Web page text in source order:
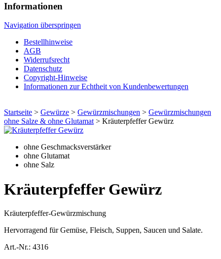
Informationen
Navigation überspringen
Bestellhinweise
AGB
Widerrufsrecht
Datenschutz
Copyright-Hinweise
Informationen zur Echtheit von Kundenbewertungen
Startseite > Gewürze > Gewürzmischungen > Gewürzmischungen
ohne Salze & ohne Glutamat > Kräuterpfeffer Gewürz
ohne Geschmacksverstärker
ohne Glutamat
ohne Salz
Kräuterpfeffer Gewürz
Kräuterpfeffer-Gewürzmischung
Hervorragend für Gemüse, Fleisch, Suppen, Saucen und Salate.
Art.-Nr.: 4316